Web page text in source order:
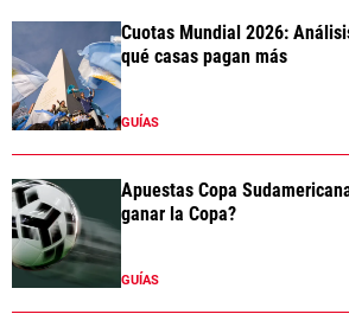
Cuotas Mundial 2026:
qué casas pagan más
GUÍAS
Apuestas Copa
ganar la Copa?
GUÍAS